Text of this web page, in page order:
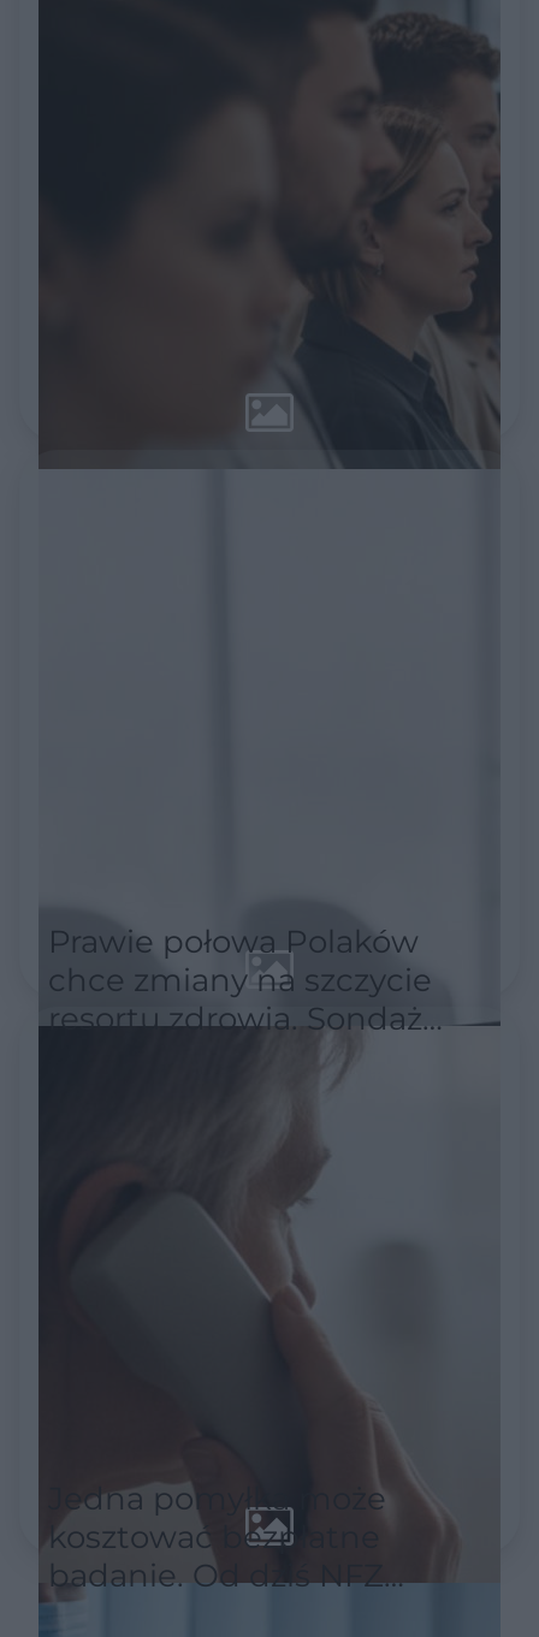
Prawie połowa Polaków
chce zmiany na szczycie
resortu zdrowia. Sondaż
Jedna pomyłka może
kosztować bezpłatne
badanie. Od dziś NFZ
wymaga nowego sposobu